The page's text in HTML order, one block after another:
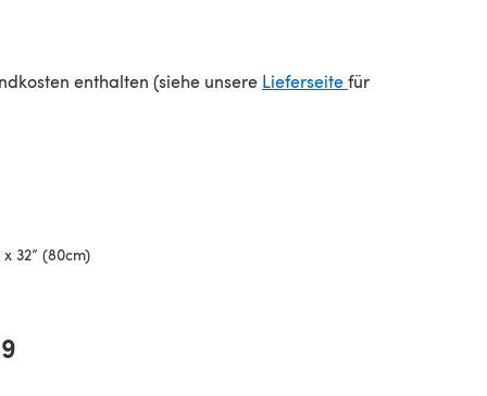
enthalten (siehe unsere Lieferseite(öffnet sich in
für
32” (80cm)
9